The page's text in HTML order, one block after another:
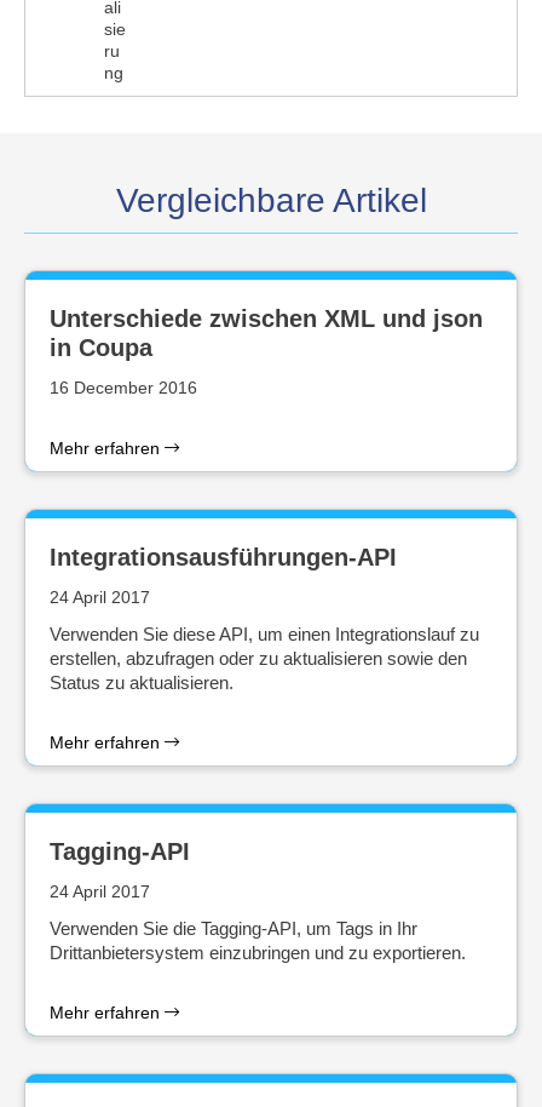
ali
sie
ru
ng
Vergleichbare Artikel
Unterschiede zwischen XML und json
in Coupa
16 December 2016
Mehr erfahren
Integrationsausführungen-API
24 April 2017
Verwenden Sie diese API, um einen Integrationslauf zu
erstellen, abzufragen oder zu aktualisieren sowie den
Status zu aktualisieren.
Mehr erfahren
Tagging-API
24 April 2017
Verwenden Sie die Tagging-API, um Tags in Ihr
Drittanbietersystem einzubringen und zu exportieren.
Mehr erfahren